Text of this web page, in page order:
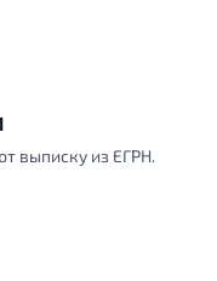
выписку из ЕГРН.